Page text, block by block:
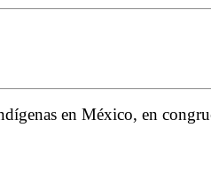
en México, en